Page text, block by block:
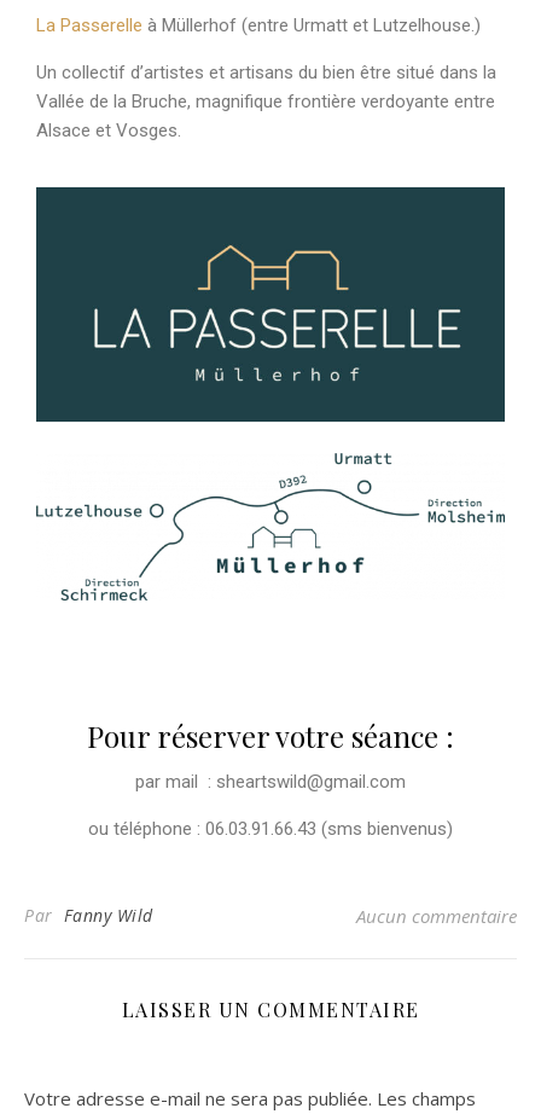
La Passerelle à Müllerhof (entre Urmatt et Lutzelhouse.)
Un collectif d’artistes et artisans du bien être situé dans la
Vallée de la Bruche, magnifique frontière verdoyante entre
Alsace et Vosges.
Pour réserver votre séance :
par mail : sheartswild@gmail.com
ou téléphone : 06.03.91.66.43 (sms bienvenus)
Par Fanny Wild Aucun commentaire
LAISSER UN COMMENTAIRE
Votre adresse e-mail ne sera pas publiée. Les champs